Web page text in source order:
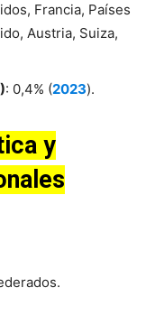
Francia, Países
Austria, Suiza,
: 0,4% (2023).
y